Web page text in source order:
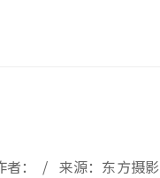
： / 来源：东方摄影